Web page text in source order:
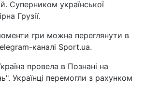
Суперником української
Грузії.
гри можна переглянути в
каналі Sport.ua.
провела в Познані на
Українці перемогли з рахунком